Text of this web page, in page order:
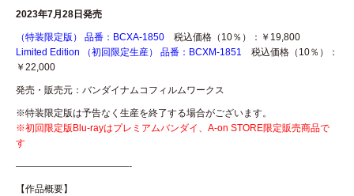
2023年7月28日発売
（特装限定版） 品番：BCXA-1850 税込価格（10％）：￥19,800
Limited Edition （初回限定生産） 品番：BCXM-1851 税込価格（10％）：
￥22,000
発売・販売元：バンダイナムコフィルムワークス
※特装限定版は予告なく生産を終了する場合がございます。
※初回限定版Blu-rayはプレミアムバンダイ、A-on STORE限定販売商品で
す
———————————-
【作品概要】